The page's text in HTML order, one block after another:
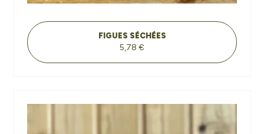
FIGUES SÉCHÉES
5,78 €